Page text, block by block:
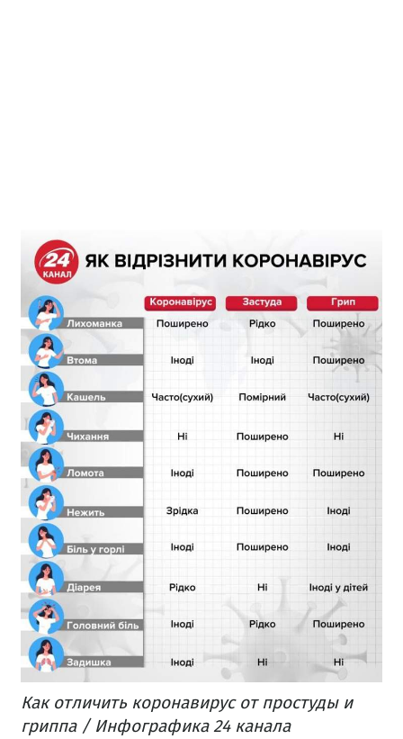
Как отличить коронавирус от простуды и
гриппа / Инфографика 24 канала